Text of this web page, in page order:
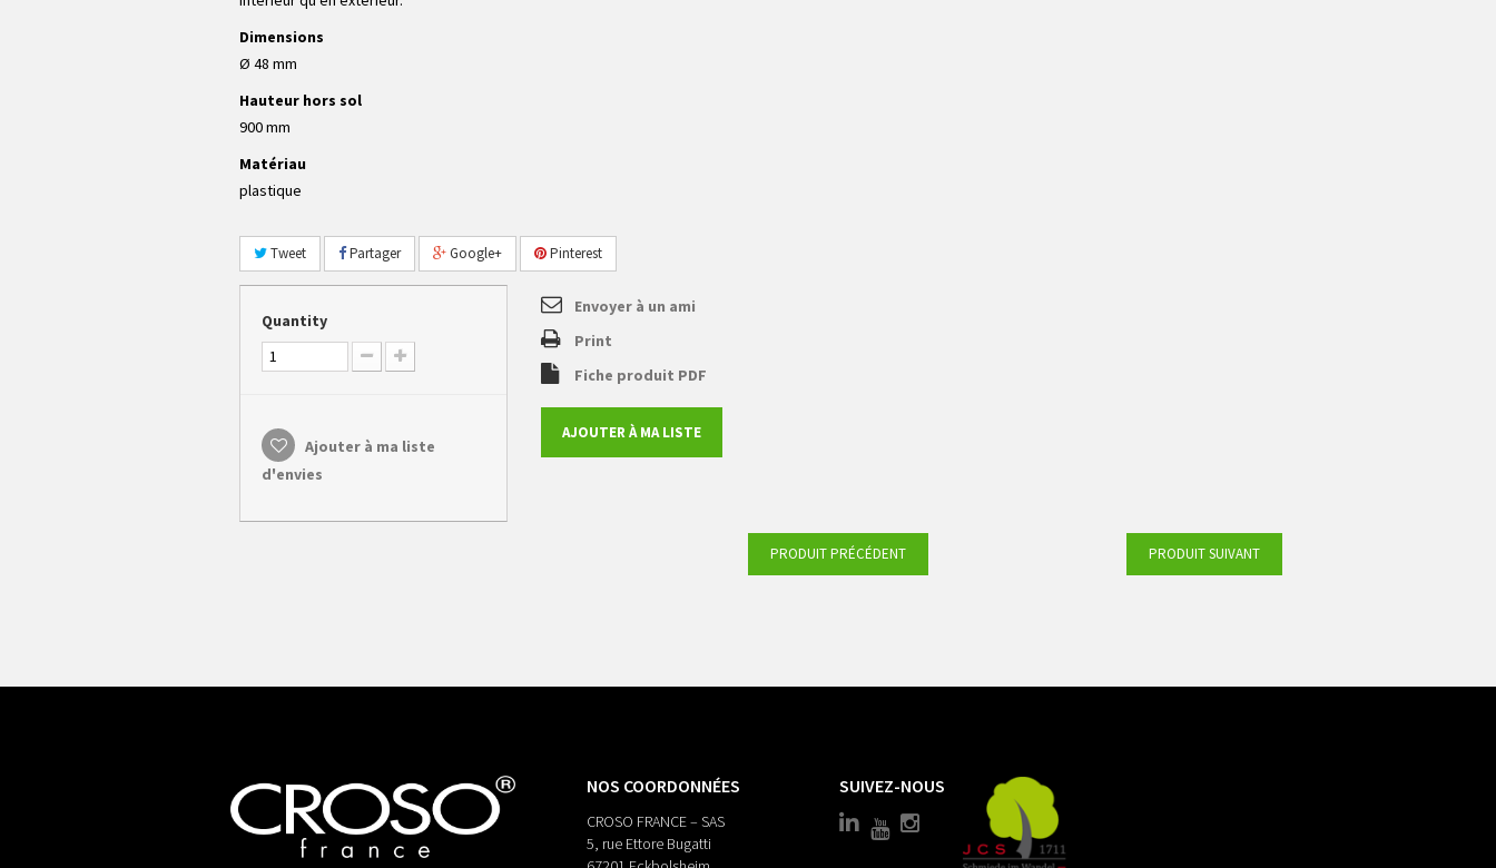
Dimensions
Ø 48 mm
Hauteur hors sol
900 mm
Matériau
plastique
Tweet Partager Google+ Pinterest
Quantity
Ajouter à ma liste
d'envies
Envoyer à un ami
Print
Fiche produit PDF
AJOUTER À MA LISTE
PRODUIT PRÉCÉDENT PRODUIT SUIVANT
NOS COORDONNÉES
CROSO FRANCE – SAS
5, rue Ettore Bugatti
SUIVEZ-NOUS